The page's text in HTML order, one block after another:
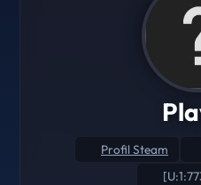
Profil Steam